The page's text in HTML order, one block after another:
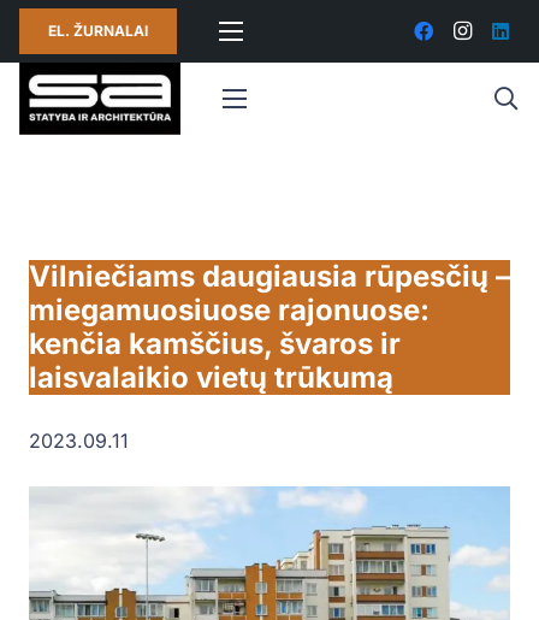
EL. ŽURNALAI
Vilniečiams daugiausia rūpesčių –
miegamuosiuose rajonuose:
kenčia kamščius, švaros ir
laisvalaikio vietų trūkumą
2023.09.11